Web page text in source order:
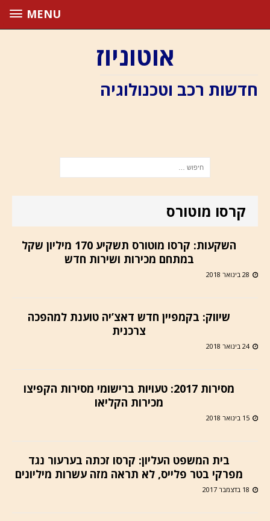
MENU
אוטוניוז
חדשות רכב וטכנולוגיה
קרסו מוטורס
השקעות: קרסו מוטורס תשקיע 170 מיליון שקל
במתחם מכירות ושירות חדש
28 בינואר 2018
שיווק: בקמפיין חדש דאצ’יה טוענת למהפכה
צרכנית
24 בינואר 2018
מסירות 2017: טעויות ברישומי מסירות הקפיצו
מכירות הקליאו
15 בינואר 2018
בית המשפט העליון: קרסו זכתה בערעור נגד
מפרקי בטר פלייס, לא תראה מזה עשרות מיליונים
18 בדצמבר 2017